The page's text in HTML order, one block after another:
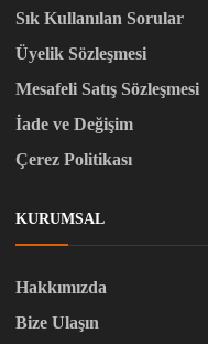
Sık Kullanılan Sorular
Üyelik Sözleşmesi
Mesafeli Satış Sözleşmesi
İade ve Değişim
Çerez Politikası
KURUMSAL
Hakkımızda
Bize Ulaşın